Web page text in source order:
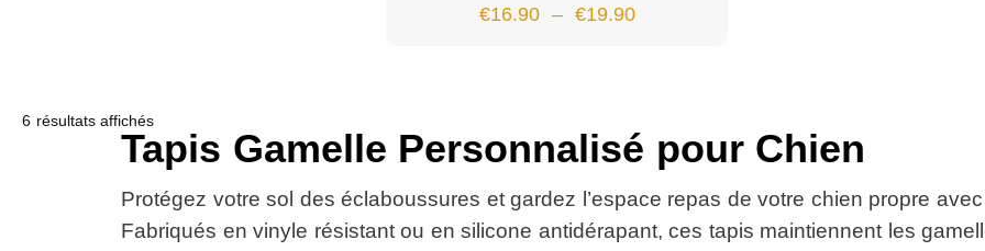
€16.90 – €19.90
6 résultats affichés
Tapis Gamelle Personnalisé pour Chien
Protégez votre sol des éclaboussures et gardez l’espace repas de votre chien propre
Fabriqués en vinyle résistant ou en silicone antidérapant, ces tapis maintiennent les